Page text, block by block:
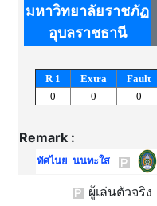
มหาวิทยาลัยราชภัฏ
อุบลราชธานี
R 1 Extra
Fault
0
0 0
Remark :
ทัศไนย นนทะใส
ผู้เล่นตัวจริง